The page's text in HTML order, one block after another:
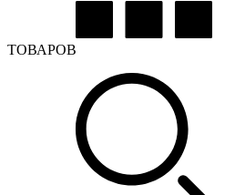
ТОВАРОВ